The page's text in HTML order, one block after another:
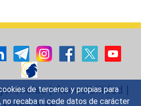
de terceros y propias para
no recaba ni cede datos de carácter
|Accesibilidad |